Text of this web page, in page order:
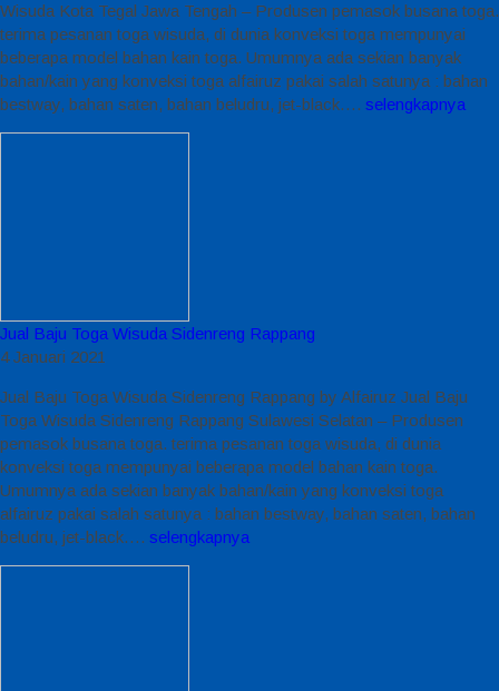
Wisuda Kota Tegal Jawa Tengah – Produsen pemasok busana toga.
terima pesanan toga wisuda, di dunia konveksi toga mempunyai
beberapa model bahan kain toga. Umumnya ada sekian banyak
bahan/kain yang konveksi toga alfairuz pakai salah satunya : bahan
bestway, bahan saten, bahan beludru, jet-black…. selengkapnya
Jual Baju Toga Wisuda Sidenreng Rappang
4 Januari 2021
Jual Baju Toga Wisuda Sidenreng Rappang by Alfairuz Jual Baju
Toga Wisuda Sidenreng Rappang Sulawesi Selatan – Produsen
pemasok busana toga. terima pesanan toga wisuda, di dunia
konveksi toga mempunyai beberapa model bahan kain toga.
Umumnya ada sekian banyak bahan/kain yang konveksi toga
alfairuz pakai salah satunya : bahan bestway, bahan saten, bahan
beludru, jet-black…. selengkapnya